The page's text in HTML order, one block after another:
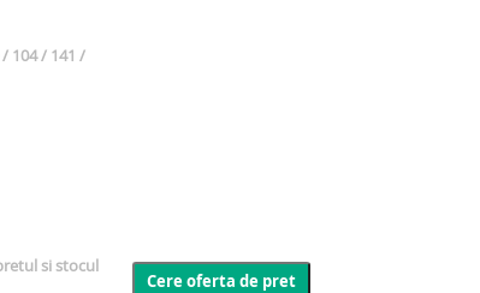
104 / 141 /
si stocul
Cere oferta de pret